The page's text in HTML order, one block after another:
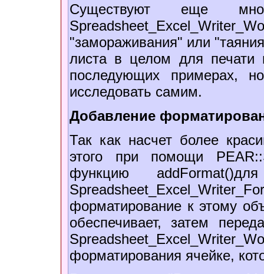
Существуют еще
"замораживания" или
листа в целом для
последующих примераx,
исследовать самим.
Добавление
Так как насчет более
этого при помощи
функцию
форматирование к этому
обеспечивает, затем
форматирования ячейке,